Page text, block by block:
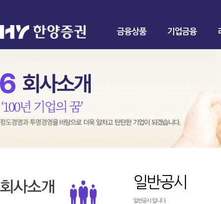
금융상품 기업금융
일반공시
일반공시 입니다.